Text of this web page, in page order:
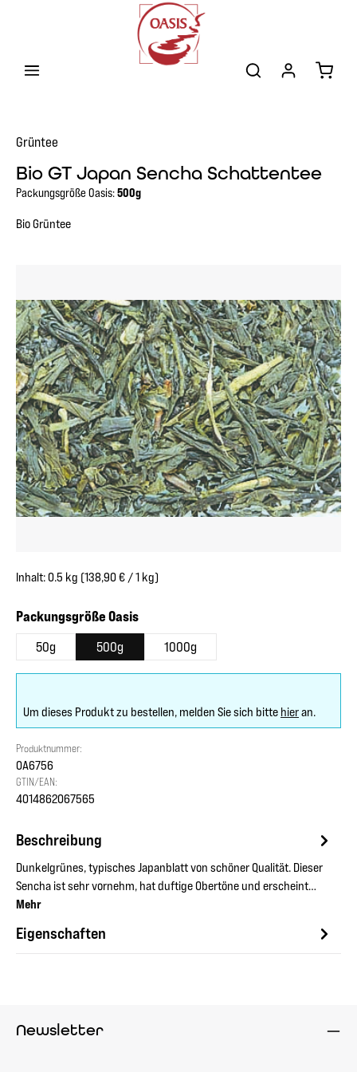
Grüntee
Bio GT Japan Sencha Schattentee
Packungsgröße Oasis:500g
Bio Grüntee
Inhalt:0.5 kg (138,90 € / 1 kg)
Packungsgröße Oasisauswählen
50g 500g 1000g
Um dieses Produkt zu bestellen, melden Sie sich bitte hieran.
Produktnummer:
OA6756
GTIN/EAN:
4014862067565
Beschreibung
Dunkelgrünes, typisches Japanblatt von schöner Qualität. Dieser
Sencha ist sehr vornehm, hat duftige Obertöne und erscheint…
Mehr
Eigenschaften
Newsletter